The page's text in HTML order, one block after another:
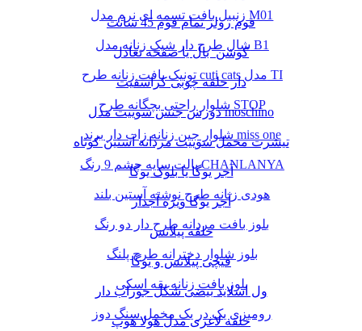
زنبیل بافت تسمه ای نرم مدل M01
شال طرح دار شیک زنانه مدل B1
تونیک بافت زنانه طرح cuti cats مدل TI
شلوار راحتی بچگانه طرح STOP
شلوار جین زنانه زاپ دار برند miss one
پالت سایه چشم 9 رنگ CHANLANYA
هودی زنانه طرح نوشته آستین بلند
بلوز بافت مردانه طرح دار دو رنگ
بلوز شلوار دخترانه طرح پلنگ
بلوز بافت زنانه یقه اسکی
رومیزی یک در یک مخمل سنگ دوز
فوم رولر تمام فوم 45 سانت
کوشن بال یا صفحه تعادل
دار حلقه چوبی کراسفیت
دورس جنس سوییت مدل moschino
تیشرت مخمل سوییت مردانه آستین کوتاه
آجر یوگا یا بلوک یوگا
آجر یوگا ویژه آجدار
حلقه پیلاتس
قیچی پیلاتس و یوگا
ول اسلاید بیضی شکل جوراب دار
حلقه لاغری مدل هولا هوپ